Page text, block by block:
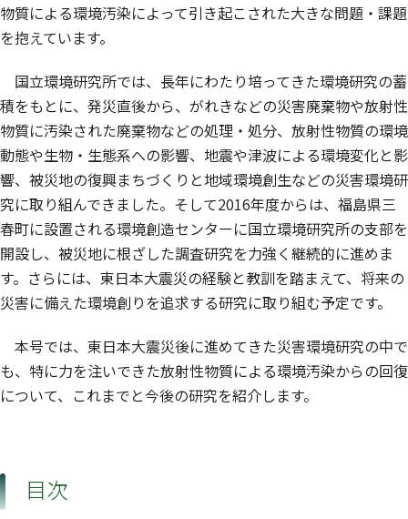
物質による環境汚染によって引き起こされた大きな問題・課題
を抱えています。
国立環境研究所では、長年にわたり培ってきた環境研究の蓄
積をもとに、発災直後から、がれきなどの災害廃棄物や放射性
物質に汚染された廃棄物などの処理・処分、放射性物質の環境
動態や生物・生態系への影響、地震や津波による環境変化と影
響、被災地の復興まちづくりと地域環境創生などの災害環境研
究に取り組んできました。そして2016年度からは、福島県三
春町に設置される環境創造センターに国立環境研究所の支部を
開設し、被災地に根ざした調査研究を力強く継続的に進めま
す。さらには、東日本大震災の経験と教訓を踏まえて、将来の
災害に備えた環境創りを追求する研究に取り組む予定です。
本号では、東日本大震災後に進めてきた災害環境研究の中で
も、特に力を注いできた放射性物質による環境汚染からの回復
について、これまでと今後の研究を紹介します。
目次